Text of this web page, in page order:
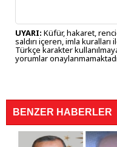
UYARI: Küfür, hakaret,
saldırı içeren, imla kuralları
Türkçe karakter
yorumlar
BENZER HABERLER